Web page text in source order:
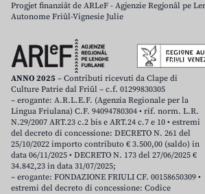
Progjet finanziât de ARLeF - Agjenzie Regjonâl pe
Autonome Friûl-Vignesie Julie
ANNO 2025 – Contributi ricevuti da Clape di
Culture Patrie dal Friûl – c.f. 01299830305
– erogante: A.R.L.E.F. (Agenzia Regionale per la
Lingua Friulana) C.F. 94094780304 • rif. norm. L.R.
N.29/2007 ART.23 c.2 bis e ART.24 c.7 e 10 • estremi
del decreto di concessione: DECRETO N. 261 del
25/10/2022 importo contributo € 3.500,00 (saldo) in
data 06/11/2025 • DECRETO N. 173 del 27/06/2025 €
34.842,23 in data 31/07/2025;
– erogante: FONDAZIONE FRIULI CF. 00158650309 •
estremi del decreto di concessione: Codice